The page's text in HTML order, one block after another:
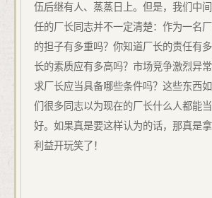
伍后继有人、蒸蒸日上。但是，我们中
任的厂长同志并不一定清楚：作为一名
的担子有多重吗？你知道厂长的责任有多
长的素质应有多高吗？市场竞争激烈异
求厂长应当具备哪些条件吗？这些东西
们很多同志以为现在的厂长什么人都能
好。如果真是要这样认为的话，那真是
利益开玩笑了！